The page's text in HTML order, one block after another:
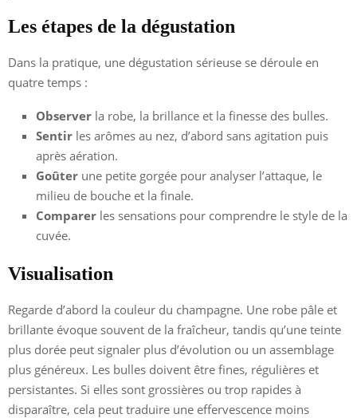
Les étapes de la dégustation
Dans la pratique, une dégustation sérieuse se déroule en
quatre temps :
Observer la robe, la brillance et la finesse des bulles.
Sentir les arômes au nez, d’abord sans agitation puis
après aération.
Goûter une petite gorgée pour analyser l’attaque, le
milieu de bouche et la finale.
Comparer les sensations pour comprendre le style de la
cuvée.
Visualisation
Regarde d’abord la couleur du champagne. Une robe pâle et
brillante évoque souvent de la fraîcheur, tandis qu’une teinte
plus dorée peut signaler plus d’évolution ou un assemblage
plus généreux. Les bulles doivent être fines, régulières et
persistantes. Si elles sont grossières ou trop rapides à
disparaître, cela peut traduire une effervescence moins